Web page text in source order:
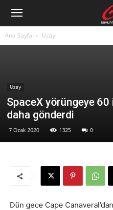
Ana Sayfa Uzay
Uzay
SpaceX yörüngeye
daha gönderdi
7 Ocak 2020 1325 0
Dün gece Cape